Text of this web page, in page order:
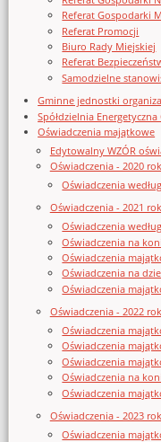
Referat Gospodarki
Referat Promocji
Biuro Rady Miejskiej
Referat
Samodzielne
Gminne jednostki
Spółdzielnia
Oświadczenia majątkowe
Edytowalny WZÓR
Oświadczenia - 2020 rok
Oświadczenia
Oświadczenia - 2021 rok
Oświadczenia
Oświadczenia na
Oświadczenia
Oświadczenia na
Oświadczenia
Oświadczenia - 2022 rok
Oświadczenia
Oświadczenia
Oświadczenia
Oświadczenia na
Oświadczenia
Oświadczenia - 2023 rok
Oświadczenia